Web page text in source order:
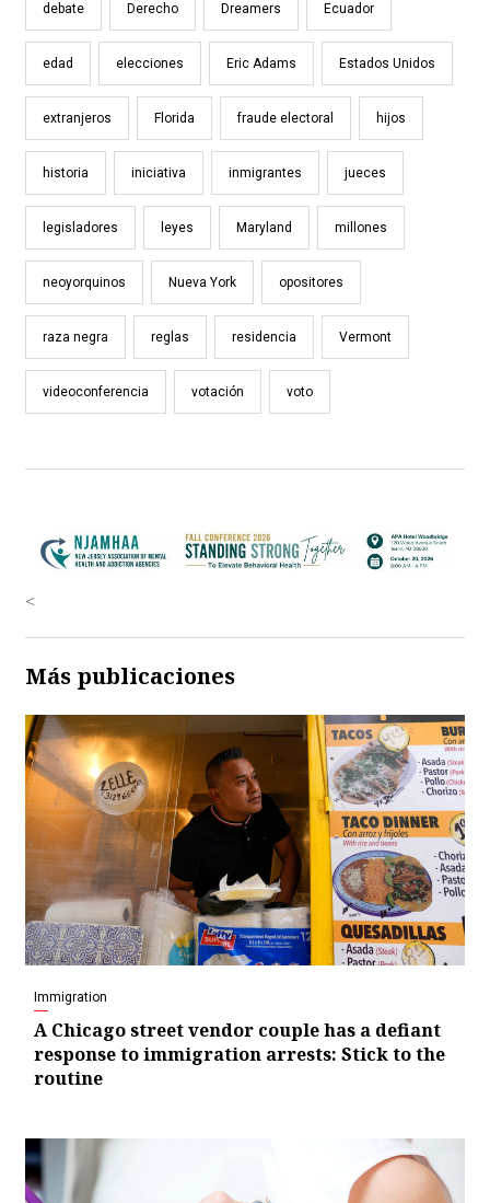
debate Derecho Dreamers Ecuador
edad elecciones Eric Adams Estados Unidos
extranjeros Florida fraude electoral hijos
historia iniciativa inmigrantes jueces
legisladores leyes Maryland millones
neoyorquinos Nueva York opositores
raza negra reglas residencia Vermont
videoconferencia votación voto
<
Más publicaciones
Immigration
A Chicago street vendor couple has a defiant
response to immigration arrests: Stick to the
routine